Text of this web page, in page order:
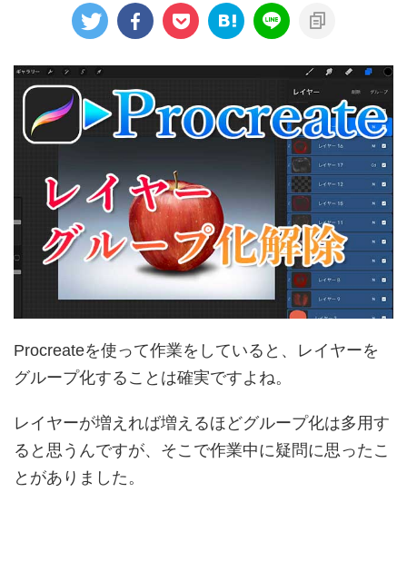
Procreateを使って作業をしていると、レイヤーを
グループ化することは確実ですよね。
レイヤーが増えれば増えるほどグループ化は多用す
ると思うんですが、そこで作業中に疑問に思ったこ
とがありました。